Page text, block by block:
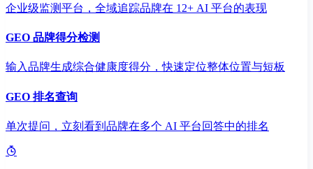
企业级监测平台，全域追踪品牌在 12+ AI 平台的表现
GEO 品牌得分检测
输入品牌生成综合健康度得分，快速定位整体位置与短板
GEO 排名查询
单次提问，立刻看到品牌在多个 AI 平台回答中的排名